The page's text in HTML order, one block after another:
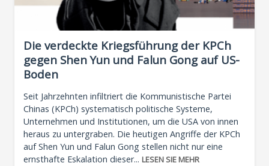
Die verdeckte Kriegsführung der KPCh
gegen Shen Yun und Falun Gong auf US-
Boden
Seit Jahrzehnten infiltriert die Kommunistische Partei
Chinas (KPCh) systematisch politische Systeme,
Unternehmen und Institutionen, um die USA von innen
heraus zu untergraben. Die heutigen Angriffe der KPCh
auf Shen Yun und Falun Gong stellen nicht nur eine
ernsthafte Eskalation dieser... LESEN SIE MEHR